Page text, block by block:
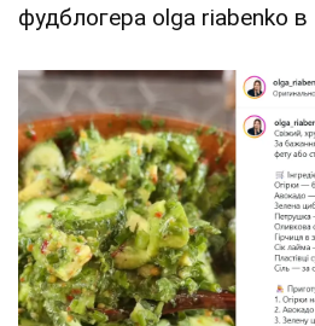
фудблогера olga riabenko в